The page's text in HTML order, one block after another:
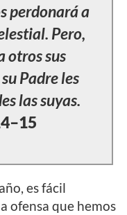
perdonará a
Pero,
otros sus
Padre les
las suyas.
es fácil
ofensa que hemos